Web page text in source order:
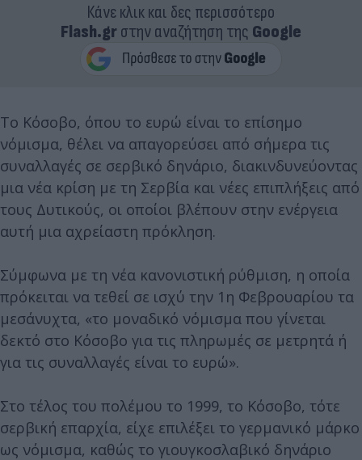
Κάνε κλικ και δες περισσότερο
Flash.grστην αναζήτηση της Google
Το Κόσοβο, όπου το ευρώ είναι το επίσημο
νόμισμα, θέλει να απαγορεύσει από σήμερα τις
συναλλαγές σε σερβικό δηνάριο, διακινδυνεύοντας
μια νέα κρίση με τη Σερβία και νέες επιπλήξεις από
τους Δυτικούς, οι οποίοι βλέπουν στην ενέργεια
αυτή μια αχρείαστη πρόκληση.
Σύμφωνα με τη νέα κανονιστική ρύθμιση, η οποία
πρόκειται να τεθεί σε ισχύ την 1η Φεβρουαρίου τα
μεσάνυχτα, «το μοναδικό νόμισμα που γίνεται
δεκτό στο Κόσοβο για τις πληρωμές σε μετρητά ή
για τις συναλλαγές είναι το ευρώ».
Στο τέλος του πολέμου το 1999, το Κόσοβο, τότε
σερβική επαρχία, είχε επιλέξει το γερμανικό μάρκο
ως νόμισμα, καθώς το γιουγκοσλαβικό δηνάριο